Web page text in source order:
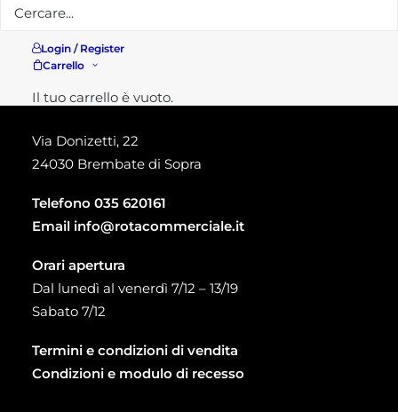
Login / Register
Carrello
Il tuo carrello è vuoto.
Punto vendita Brembate di Sopra
Via Donizetti, 22
24030 Brembate di Sopra
Telefono 035 620161
Email info@rotacommerciale.it
Orari apertura
Dal lunedì al venerdì 7/12 – 13/19
Sabato 7/12
Termini e condizioni di vendita
Condizioni e modulo di recesso